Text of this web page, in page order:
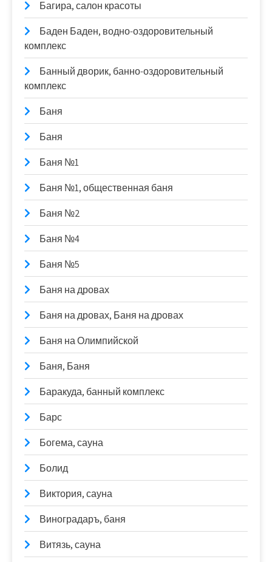
Багира, салон красоты
Баден Баден, водно-оздоровительный
комплекс
Банный дворик, банно-оздоровительный
комплекс
Баня
Баня
Баня №1
Баня №1, общественная баня
Баня №2
Баня №4
Баня №5
Баня на дровах
Баня на дровах, Баня на дровах
Баня на Олимпийской
Баня, Баня
Баракуда, банный комплекс
Барс
Богема, сауна
Болид
Виктория, сауна
Виноградаръ, баня
Витязь, сауна